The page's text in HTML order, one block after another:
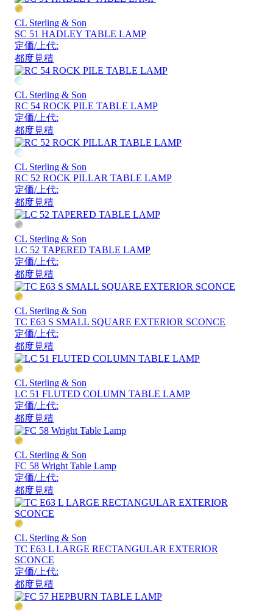
CL Sterling & Son
SC 51 HADLEY TABLE LAMP
定価/上代:
都度見積
CL Sterling & Son
RC 54 ROCK PILE TABLE LAMP
定価/上代:
都度見積
CL Sterling & Son
RC 52 ROCK PILLAR TABLE LAMP
定価/上代:
都度見積
CL Sterling & Son
LC 52 TAPERED TABLE LAMP
定価/上代:
都度見積
CL Sterling & Son
TC E63 S SMALL SQUARE EXTERIOR SCONCE
定価/上代:
都度見積
CL Sterling & Son
LC 51 FLUTED COLUMN TABLE LAMP
定価/上代:
都度見積
CL Sterling & Son
FC 58 Wright Table Lamp
定価/上代:
都度見積
CL Sterling & Son
TC E63 L LARGE RECTANGULAR EXTERIOR
SCONCE
定価/上代:
都度見積